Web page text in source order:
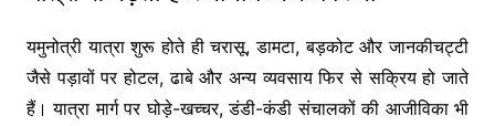
यमुनोत्री यात्रा शुरू होते ही चरासू, डामटा, बड़कोट और जानकीचट्टी
जैसे पड़ावों पर होटल, ढाबे और अन्य व्यवसाय फिर से सक्रिय हो जाते
हैं। यात्रा मार्ग पर घोड़े-खच्चर, डंडी-कंडी संचालकों की आजीविका भी